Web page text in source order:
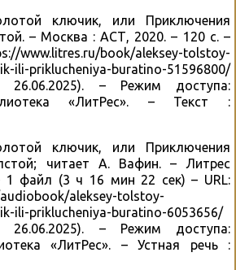
ключик, или Приключения
– Москва : АСТ, 2020. – 120 с. –
book/aleksey-tolstoy-
ili-priklucheniya-buratino-51596800/
26.06.2025). – Режим доступа:
«ЛитРес». – Текст :
ключик, или Приключения
читает А. Вафин. – Литрес
1 файл (3 ч 16 мин 22 сек) – URL:
aleksey-tolstoy-
ili-priklucheniya-buratino-6053656/
26.06.2025). – Режим доступа:
«ЛитРес». – Устная речь :